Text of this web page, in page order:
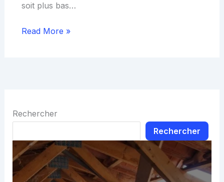
soit plus bas…
Read More »
Rechercher
Rechercher